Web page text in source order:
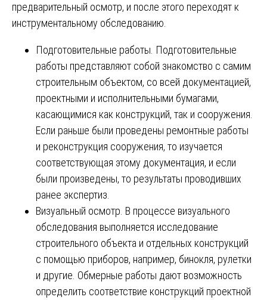
предварительный осмотр, и после этого переходят к
инструментальному обследованию.
Подготовительные работы. Подготовительные
работы представляют собой знакомство с самим
строительным объектом, со всей документацией,
проектными и исполнительными бумагами,
касающимися как конструкций, так и сооружения.
Если раньше были проведены ремонтные работы
и реконструкция сооружения, то изучается
соответствующая этому документация, и если
были произведены, то результаты проводивших
ранее экспертиз.
Визуальный осмотр. В процессе визуального
обследования выполняется исследование
строительного объекта и отдельных конструкций
с помощью приборов, например, бинокля, рулетки
и другие. Обмерные работы дают возможность
определить соответствие конструкций проектной